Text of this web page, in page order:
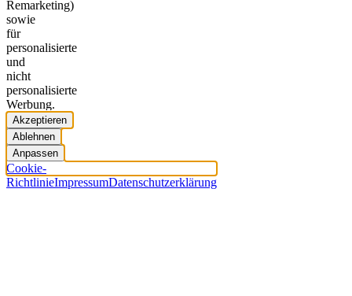
Remarketing)
sowie
für
personalisierte
und
nicht
personalisierte
Werbung.
Akzeptieren
Ablehnen
Anpassen
Cookie-
RichtlinieImpressumDatenschutzerklärung